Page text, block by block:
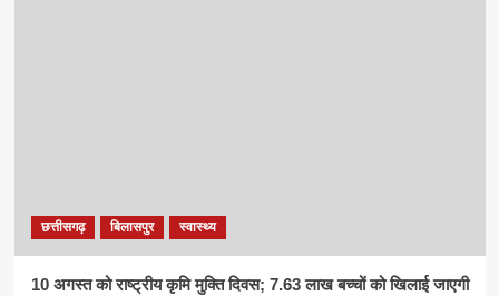
छत्तीसगढ़ बिलासपुर स्वास्थ्य
10 अगस्त को राष्ट्रीय कृमि मुक्ति दिवस; 7.63 लाख बच्चों को खिलाई जाएगी